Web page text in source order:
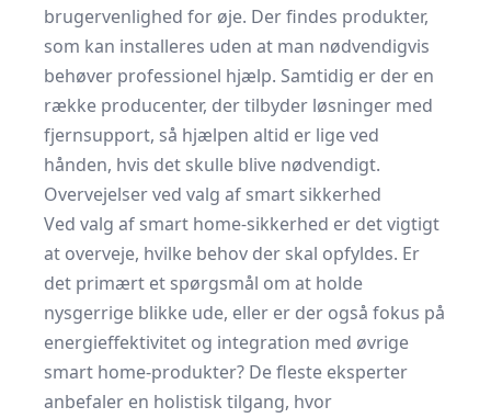
brugervenlighed for øje. Der findes produkter,
som kan installeres uden at man nødvendigvis
behøver professionel hjælp. Samtidig er der en
række producenter, der tilbyder løsninger med
fjernsupport, så hjælpen altid er lige ved
hånden, hvis det skulle blive nødvendigt.
Overvejelser ved valg af smart sikkerhed
Ved valg af smart home-sikkerhed er det vigtigt
at overveje, hvilke behov der skal opfyldes. Er
det primært et spørgsmål om at holde
nysgerrige blikke ude, eller er der også fokus på
energieffektivitet og integration med øvrige
smart home-produkter? De fleste eksperter
anbefaler en holistisk tilgang, hvor